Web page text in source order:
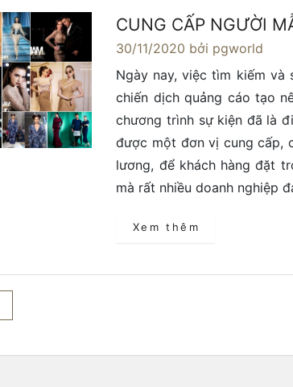
CUNG CẤP NGƯỜI
30/11/2020 bởi pgworld
Ngày nay, việc tìm kiếm
chiến dịch quảng cáo tạo
chương trình sự kiện đã là
được một đơn vị cung cấp,
lương, để khách hàng đặt
mà rất nhiều doanh nghiệp
Xem thêm